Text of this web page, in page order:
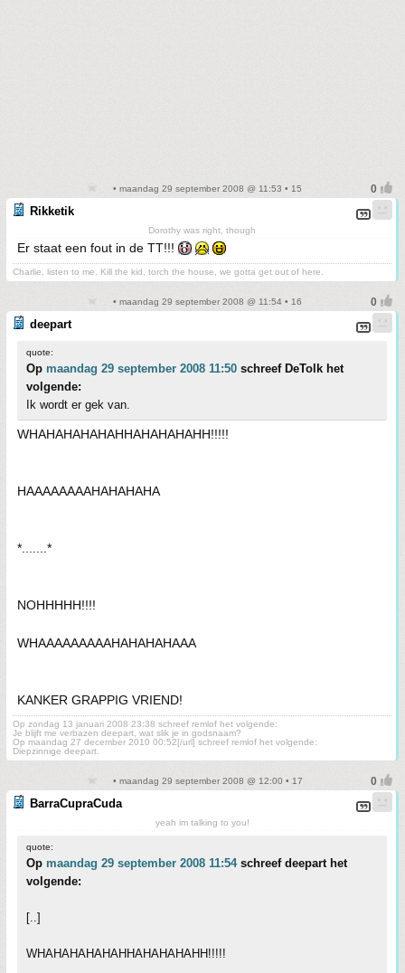
• maandag 29 september 2008 @ 11:53 • 15
Rikketik
Dorothy was right, though
Er staat een fout in de TT!!!
Charlie, listen to me. Kill the kid, torch the house, we gotta get out of here.
• maandag 29 september 2008 @ 11:54 • 16
deepart
quote:
Op maandag 29 september 2008 11:50 schreef DeTolk het
volgende:
Ik wordt er gek van.
WHAHAHAHAHAHHAHAHAHAHH!!!!!
HAAAAAAAAHAHAHAHA
*.......*
NOHHHHH!!!!
WHAAAAAAAAAHAHAHAHAAA
KANKER GRAPPIG VRIEND!
Op zondag 13 januari 2008 23:38 schreef remlof het volgende:
Je blijft me verbazen deepart, wat slik je in godsnaam?
Op maandag 27 december 2010 00:52[/url] schreef remlof het volgende:
Diepzinnige deepart.
• maandag 29 september 2008 @ 12:00 • 17
BarraCupraCuda
yeah im talking to you!
quote:
Op maandag 29 september 2008 11:54schreef deepart het
volgende:
[..]
WHAHAHAHAHAHHAHAHAHAHH!!!!!